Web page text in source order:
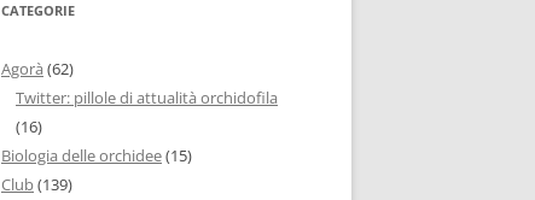
CATEGORIE
Agorà (62)
Twitter: pillole di attualità orchidofila
(16)
Biologia delle orchidee(15)
Club(139)